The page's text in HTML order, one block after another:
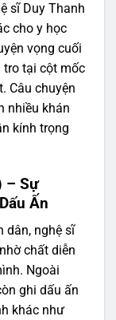
sĩ Duy Thanh
cho y học
vọng cuối
tro tại cột mốc
Câu chuyện
nhiều khán
kính trọng
– Sự
Ấn
dân, nghệ sĩ
chất diễn
Ngoài
ghi dấu ấn
khác như